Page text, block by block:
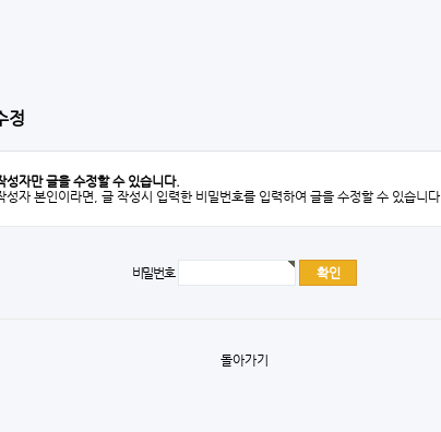
정
성자만 글을 수정할 수 있습니다.
성자 본인이라면, 글 작성시 입력한 비밀번호를 입력하여 글을 수정할 수 있습니다.
비밀번호
돌아가기